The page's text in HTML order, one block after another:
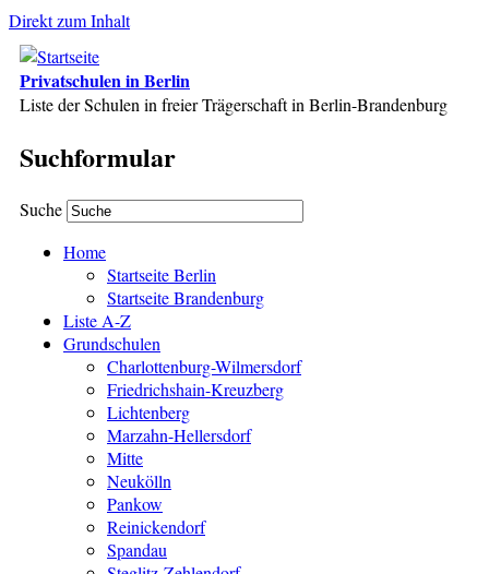
Direkt zum Inhalt
Privatschulen in Berlin
Liste der Schulen in freier Trägerschaft in Berlin-Brandenburg
Suchformular
Suche
Home
Startseite Berlin
Startseite Brandenburg
Liste A-Z
Grundschulen
Charlottenburg-Wilmersdorf
Friedrichshain-Kreuzberg
Lichtenberg
Marzahn-Hellersdorf
Mitte
Neukölln
Pankow
Reinickendorf
Spandau